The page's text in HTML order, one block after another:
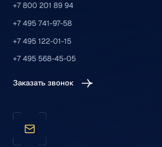
+7 800 201 89 94
+7 495 741-97-58
+7 495 122-01-15
+7 495 568-45-05
Заказать звонок